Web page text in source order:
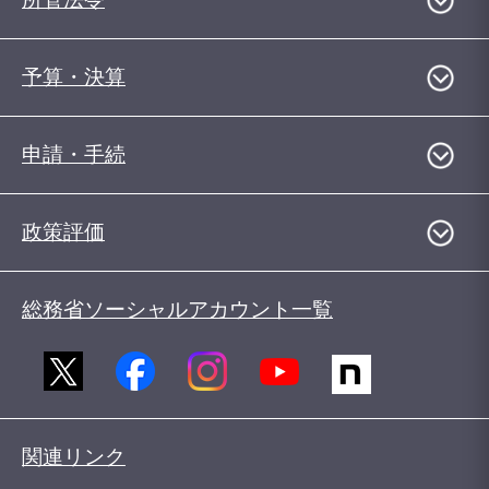
予算・決算
申請・手続
政策評価
総務省ソーシャルアカウント一覧
関連リンク